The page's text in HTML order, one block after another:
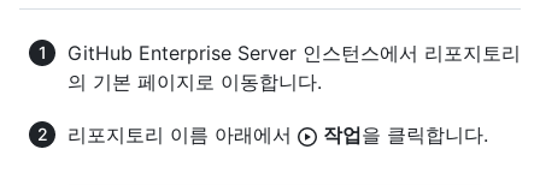
GitHub Enterprise Server 인스턴스에서 리포지토리
의 기본 페이지로 이동합니다.
리포지토리 이름 아래에서 작업을 클릭합니다.